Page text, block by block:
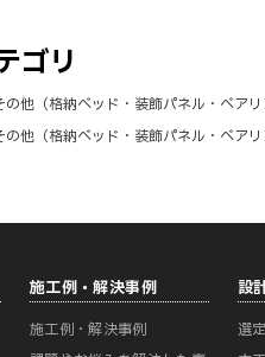
ゴリ
の他（格納ベッド・装飾パネル・ベアリ
の他（格納ベッド・装飾パネル・ベアリ
施工例・解決事例
施工例・解決事例
設
選